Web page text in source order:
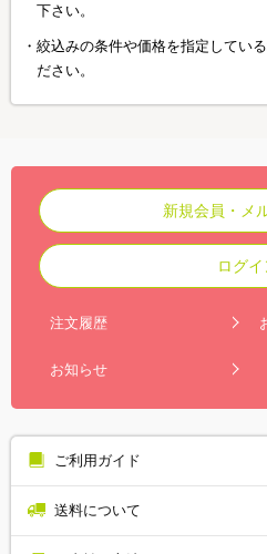
下さい。
絞込みの条件や価格を指定してい
ださい。
新規会員・メ
ログイ
注文履歴
お知らせ
ご利用ガイド
送料について